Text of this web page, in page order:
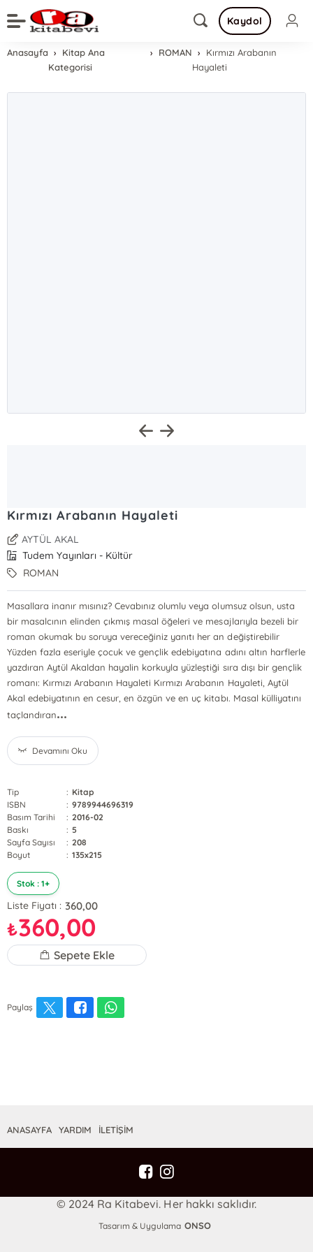
Kaydol
Anasayfa
Kitap Ana
Kategorisi
ROMAN
Kırmızı Arabanın
Hayaleti
Kırmızı Arabanın Hayaleti
AYTÜL AKAL
Tudem Yayınları - Kültür
ROMAN
Masallara inanır mısınız? Cevabınız olumlu veya olumsuz olsun, usta
bir masalcının elinden çıkmış masal öğeleri ve mesajlarıyla bezeli bir
roman okumak bu soruya vereceğiniz yanıtı her an değiştirebilir
Yüzden fazla eseriyle çocuk ve gençlik edebiyatına adını altın harflerle
yazdıran Aytül Akaldan hayalin korkuyla yüzleştiği sıra dışı bir gençlik
romanı: Kırmızı Arabanın Hayaleti Kırmızı Arabanın Hayaleti, Aytül
Akal edebiyatının en cesur, en özgün ve en uç kitabı. Masal külliyatını
taçlandıran...
Devamını Oku
Tip : Kitap
ISBN
: 9789944696319
Basım Tarihi
: 2016-02
Baskı
: 5
Sayfa Sayısı
: 208
Boyut
: 135x215
Stok : 1+
Liste Fiyatı : 360,00
₺360,00
Sepete Ekle
Paylaş
ANASAYFA YARDIM İLETİŞİM
© 2024 Ra Kitabevi. Her hakkı saklıdır.
Tasarım & Uygulama ONSO